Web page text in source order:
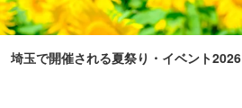
埼玉で開催される夏祭り・イベント2026